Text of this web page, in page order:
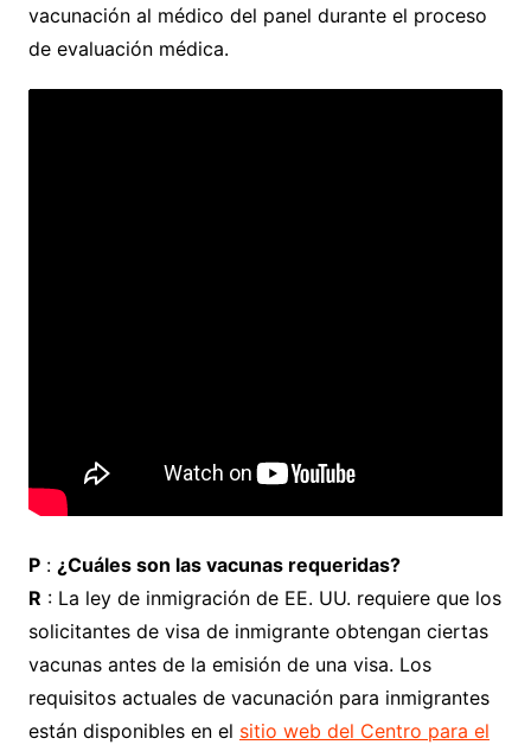
vacunación al médico del panel durante el proceso
de evaluación médica.
P: ¿Cuáles son las vacunas requeridas?
R : La ley de inmigración de EE. UU. requiere que los
solicitantes de visa de inmigrante obtengan ciertas
vacunas antes de la emisión de una visa. Los
requisitos actuales de vacunación para inmigrantes
están disponibles en el sitio web del Centro para el